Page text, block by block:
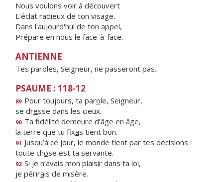
Nous voulons voir à découvert
L'éclat radieux de ton visage.
Dans l'aujourd'hui de ton appel,
Prépare en nous le face-à-face.
ANTIENNE
Tes paroles, Seigneur, ne passeront pas.
PSAUME : 118-12
89 Pour toujours, ta parole, Seigneur,
se dresse dans les cieux.
90 Ta fidélité demeure d’âge en âge,
la terre que tu fixas tient bon.
91 Jusqu’à ce jour, le monde tient par tes décisions :
toute chose est ta servante.
92 Si je n’avais mon plaisir dans ta loi,
je périrais de misère.